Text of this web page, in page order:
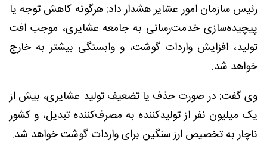
رئیس سازمان امور عشایر هشدار داد: هرگونه کاهش توجه یا
پیچیده‌سازی خدمت‌رسانی به جامعه عشایری، موجب افت
تولید، افزایش واردات گوشت، و وابستگی بیشتر به خارج
خواهد شد.
وی گفت: در صورت حذف یا تضعیف تولید عشایری، بیش از
یک میلیون نفر از تولیدکننده به مصرف‌کننده تبدیل، و کشور
ناچار به تخصیص ارز سنگین برای واردات گوشت خواهد شد.